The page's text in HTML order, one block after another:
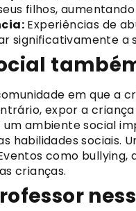
filhos,
Experiências de
significativamente a
em que a
expor a
um ambiente social
habilidades sociais.
como
crianças.